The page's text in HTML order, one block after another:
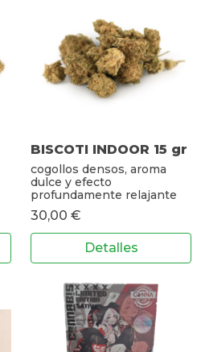
BISCOTI INDOOR 15 gr
cogollos densos, aroma
dulce y efecto
profundamente relajante
30,00 €
Detalles